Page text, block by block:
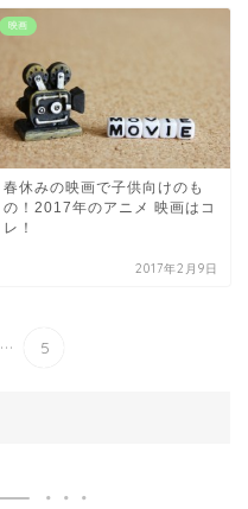
映画
春休みの映画で子供向けのも
の！2017年のアニメ 映画はコ
レ！
2017年2月9日
... 5